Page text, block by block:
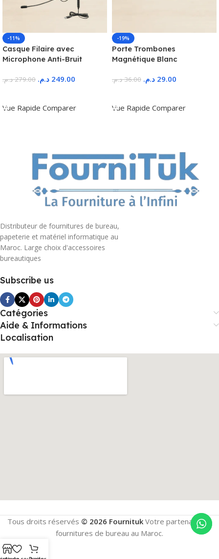
-11%
Casque Filaire avec
Microphone Anti-Bruit
279.00 د.م. 249.00 د.م.
Vue Rapide Comparer
-19%
Porte Trombones
Magnétique Blanc
36.00 د.م. 29.00 د.م.
Vue Rapide Comparer
Distributeur de fournitures de bureau,
papeterie et matériel informatique au
Maroc. Large choix d'accessoires
bureautiques
Subscribe us
Catégories
Aide & Informations
Localisation
Tous droits réservés © 2026 Fournituk Votre partenaire en
fournitures de bureau au Maroc.